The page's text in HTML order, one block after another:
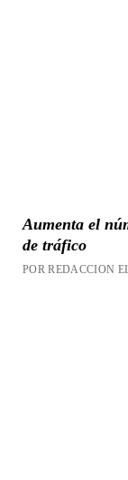
Aumenta el
de tráfico
POR REDACCION